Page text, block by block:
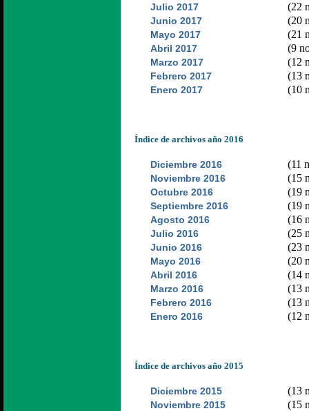
Julio 2017 (22
Junio 2017 (20
Mayo 2017 (21
Abril 2017 (9
Marzo 2017 (12
Febrero 2017 (13
Enero 2017 (10
Índice de archivos año 2016
Diciembre 2016 (11
Noviembre 2016 (15
Octubre 2016 (19
Septiembre 2016 (19
Agosto 2016 (16
Julio 2016 (25
Junio 2016 (23
Mayo 2016 (20
Abril 2016 (14
Marzo 2016 (13
Febrero 2016 (13
Enero 2016 (12
Índice de archivos año 2015
Diciembre 2015 (13
Noviembre 2015 (15